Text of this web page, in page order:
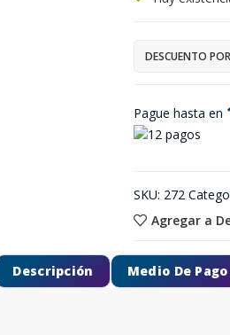
Pague hasta en
DESCUENTO
Agregar a
SKU: 272
Descripción Medio De Pago